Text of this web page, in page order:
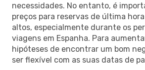
necessidades. No entanto, é
preços para reservas de última
altos, especialmente durante os
viagens em Espanha. Para
hipóteses de encontrar um bom
ser flexível com as suas datas de